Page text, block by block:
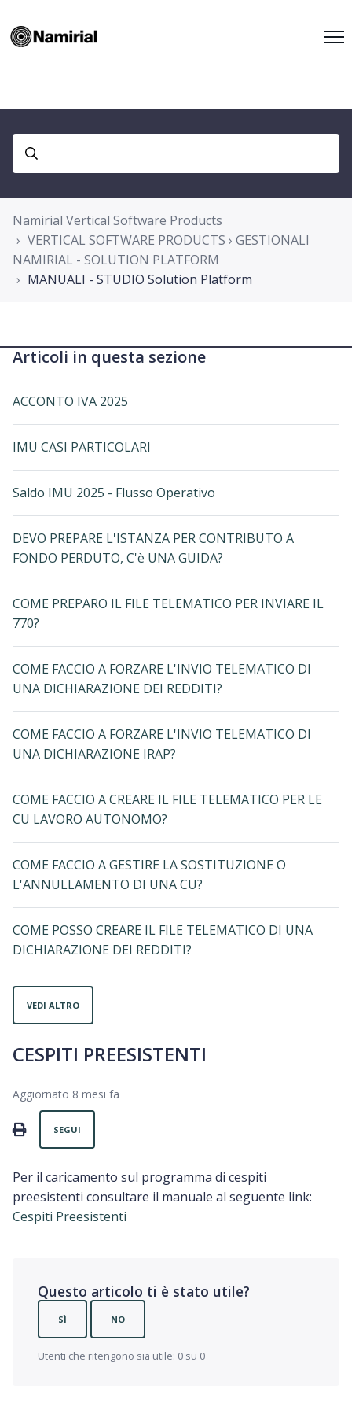
Namirial Vertical Software Products
VERTICAL SOFTWARE PRODUCTS › GESTIONALI
NAMIRIAL - SOLUTION PLATFORM
MANUALI - STUDIO Solution Platform
Articoli in questa sezione
ACCONTO IVA 2025
IMU CASI PARTICOLARI
Saldo IMU 2025 - Flusso Operativo
DEVO PREPARE L'ISTANZA PER CONTRIBUTO A
FONDO PERDUTO, C'è UNA GUIDA?
COME PREPARO IL FILE TELEMATICO PER INVIARE IL
770?
COME FACCIO A FORZARE L'INVIO TELEMATICO DI
UNA DICHIARAZIONE DEI REDDITI?
COME FACCIO A FORZARE L'INVIO TELEMATICO DI
UNA DICHIARAZIONE IRAP?
COME FACCIO A CREARE IL FILE TELEMATICO PER LE
CU LAVORO AUTONOMO?
COME FACCIO A GESTIRE LA SOSTITUZIONE O
L'ANNULLAMENTO DI UNA CU?
COME POSSO CREARE IL FILE TELEMATICO DI UNA
DICHIARAZIONE DEI REDDITI?
VEDI ALTRO
CESPITI PREESISTENTI
Aggiornato 8 mesi fa
PRINT
SEGUI
Per il caricamento sul programma di cespiti
preesistenti consultare il manuale al seguente link:
Cespiti Preesistenti
Questo articolo ti è stato utile?
SÌ NO
Utenti che ritengono sia utile: 0 su 0